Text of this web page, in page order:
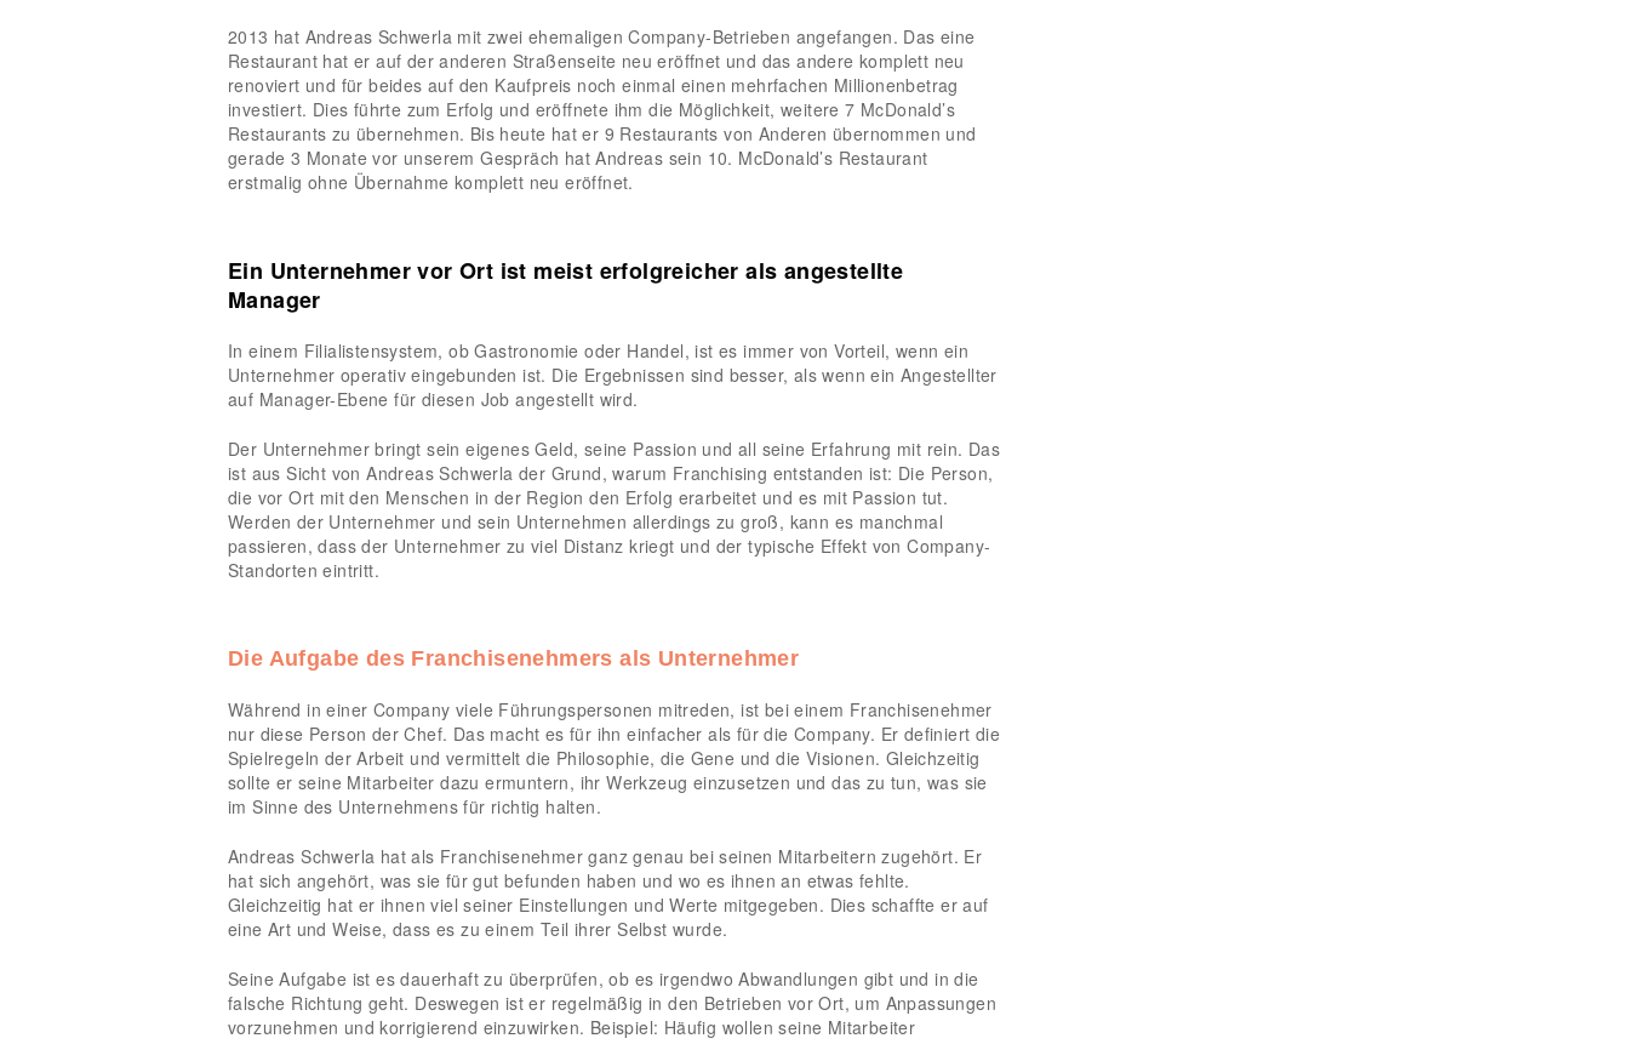
2013 hat Andreas Schwerla mit zwei ehemaligen Company-Betrieben angefangen. Das eine
Restaurant hat er auf der anderen Straßenseite neu eröffnet und das andere komplett neu
renoviert und für beides auf den Kaufpreis noch einmal einen mehrfachen Millionenbetrag
investiert. Dies führte zum Erfolg und eröffnete ihm die Möglichkeit, weitere 7 McDonald’s
Restaurants zu übernehmen. Bis heute hat er 9 Restaurants von Anderen übernommen und
gerade 3 Monate vor unserem Gespräch hat Andreas sein 10. McDonald’s Restaurant
erstmalig ohne Übernahme komplett neu eröffnet.
Ein Unternehmer vor Ort ist meist erfolgreicher als angestellte
Manager
In einem Filialistensystem, ob Gastronomie oder Handel, ist es immer von Vorteil, wenn ein
Unternehmer operativ eingebunden ist. Die Ergebnissen sind besser, als wenn ein Angestellter
auf Manager-Ebene für diesen Job angestellt wird.
Der Unternehmer bringt sein eigenes Geld, seine Passion und all seine Erfahrung mit rein. Das
ist aus Sicht von Andreas Schwerla der Grund, warum Franchising entstanden ist: Die Person,
die vor Ort mit den Menschen in der Region den Erfolg erarbeitet und es mit Passion tut.
Werden der Unternehmer und sein Unternehmen allerdings zu groß, kann es manchmal
passieren, dass der Unternehmer zu viel Distanz kriegt und der typische Effekt von Company-
Standorten eintritt.
Die Aufgabe des Franchisenehmers als Unternehmer
Während in einer Company viele Führungspersonen mitreden, ist bei einem Franchisenehmer
nur diese Person der Chef. Das macht es für ihn einfacher als für die Company. Er definiert die
Spielregeln der Arbeit und vermittelt die Philosophie, die Gene und die Visionen. Gleichzeitig
sollte er seine Mitarbeiter dazu ermuntern, ihr Werkzeug einzusetzen und das zu tun, was sie
im Sinne des Unternehmens für richtig halten.
Andreas Schwerla hat als Franchisenehmer ganz genau bei seinen Mitarbeitern zugehört. Er
hat sich angehört, was sie für gut befunden haben und wo es ihnen an etwas fehlte.
Gleichzeitig hat er ihnen viel seiner Einstellungen und Werte mitgegeben. Dies schaffte er auf
eine Art und Weise, dass es zu einem Teil ihrer Selbst wurde.
Seine Aufgabe ist es dauerhaft zu überprüfen, ob es irgendwo Abwandlungen gibt und in die
falsche Richtung geht. Deswegen ist er regelmäßig in den Betrieben vor Ort, um Anpassungen
vorzunehmen und korrigierend einzuwirken. Beispiel: Häufig wollen seine Mitarbeiter